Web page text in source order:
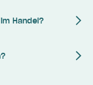
Handel?